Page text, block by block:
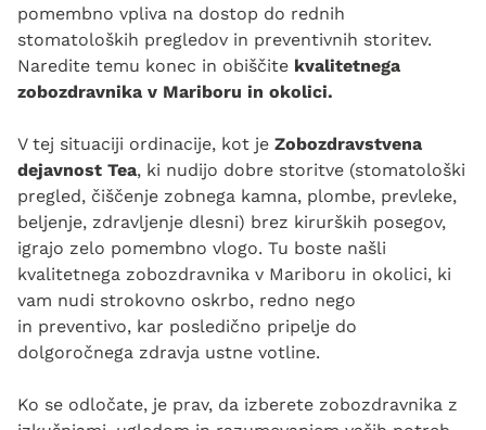
pomembno vpliva na dostop do rednih
stomatoloških pregledov in preventivnih storitev.
Naredite temu konec in obiščite kvalitetnega
zobozdravnika v Mariboru in okolici.
V tej situaciji ordinacije, kot je Zobozdravstvena
dejavnost Tea, ki nudijo dobre storitve (stomatološki
pregled, čiščenje zobnega kamna, plombe, prevleke,
beljenje, zdravljenje dlesni) brez kirurških posegov,
igrajo zelo pomembno vlogo. Tu boste našli
kvalitetnega zobozdravnika v Mariboru in okolici, ki
vam nudi strokovno oskrbo, redno nego
in preventivo, kar posledično pripelje do
dolgoročnega zdravja ustne votline.
Ko se odločate, je prav, da izberete zobozdravnika z